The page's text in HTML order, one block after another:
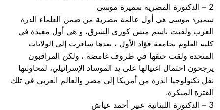
2 – الدكتورة المصرية سميرة موسى
سميرة موسى هي أول عالمة مصرية من ضمن العلماء الذرة
العرب ولقبت باسم ميس كوري الشرق، و هي أول معيدة في
كلية العلوم بجامعة فؤاد الأول ، بعدها سافرت إلى الولايات
المتحدة ولقت حتفها في ظروف غامضة ، ولكن المراقبون
يرجحون احتمال اغتيالها على يد الموساد الإسرائيلي، لمحاولتها
نقل تكنولوجيا الذرة من أمريكا إلى مصر والعالم العربي في تلك
الفترة المبكرة.
3 – الدكتورة اللبنانية عبير أحمد عياش